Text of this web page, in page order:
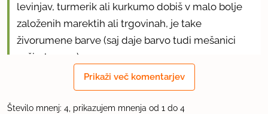
levinjav, turmerik ali kurkumo dobiš v malo bolje
založenih marektih ali trgovinah, je take
živorumene barve (saj daje barvo tudi mešanici
začimb curry).
Curry past pri nas sicer še nisem videla, se jo pa da
narediti tudi doma, če ne hodiš v tujino, da bi jo
Prikaži več komentarjev
Število mnenj: 4, prikazujem mnenja od 1 do 4